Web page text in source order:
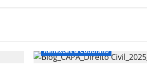
Reflexões & Cotidiano